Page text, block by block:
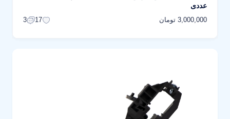
عددی
3,000,000 تومان 17
3